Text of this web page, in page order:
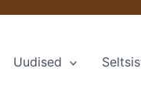
Uudised